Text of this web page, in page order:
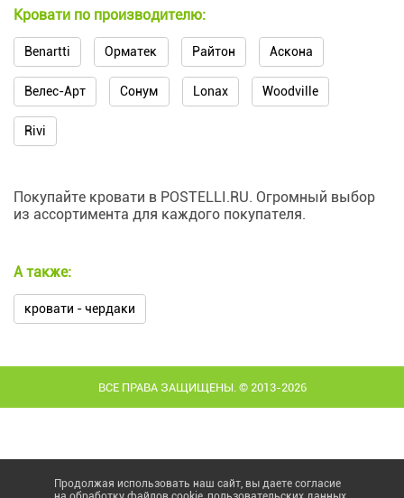
Кровати по производителю:
Benartti Орматек Райтон Аскона
Велес-Арт Сонум Lonax Woodville
Rivi
Покупайте кровати в POSTELLI.RU. Огромный выбор
из ассортимента для каждого покупателя.
А также:
кровати - чердаки
ВСЕ ПРАВА ЗАЩИЩЕНЫ. © 2013-2026
Продолжая использовать наш сайт, вы даете согласие